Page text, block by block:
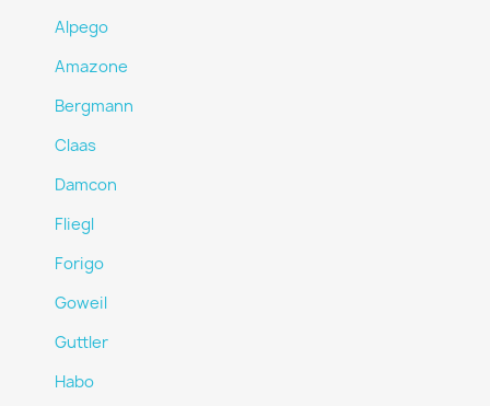
Alpego
Amazone
Bergmann
Claas
Damcon
Fliegl
Forigo
Goweil
Guttler
Habo